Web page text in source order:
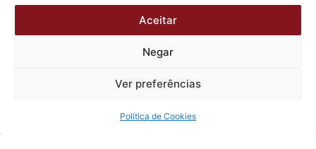
Aceitar
Negar
Ver preferências
Política de Cookies